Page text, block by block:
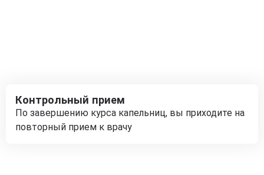
Контрольный прием
По завершению курса капельниц, вы приходите на
повторный прием к врачу